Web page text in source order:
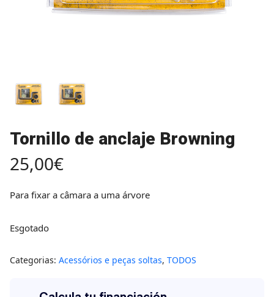
Tornillo de anclaje Browning
25,00€
Para fixar a câmara a uma árvore
Esgotado
Categorias: Acessórios e peças soltas, TODOS